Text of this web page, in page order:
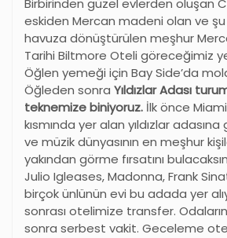
Birbirinden güzel evlerden oluşan
eskiden Mercan madeni olan ve şu
havuza dönüştürülen meşhur
Tarihi Biltmore Oteli göreceğimiz
Öğlen yemeği için Bay Side’da
Öğleden sonra Yıldızlar Adası
teknemize biniyoruz. İlk önce
kısmında yer alan yıldızlar
ve müzik dünyasının en meşhur
yakından görme fırsatını
Julio Igleases, Madonna, Frank
birçok ünlünün evi bu adada yer
sonrası otelimize transfer. Odaların
sonra serbest vakit. Geceleme